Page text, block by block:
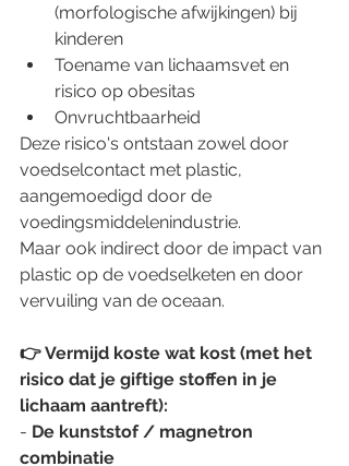
(morfologische afwijkingen) bij
kinderen
Toename van lichaamsvet en
risico op obesitas
Onvruchtbaarheid
Deze risico's ontstaan ​​zowel door
voedselcontact met plastic,
aangemoedigd door de
voedingsmiddelenindustrie.
Maar ook indirect door de impact van
plastic op de voedselketen en door
vervuiling van de oceaan.
👉 Vermijd koste wat kost (met het
risico dat je giftige stoffen in je
lichaam aantreft):
- De kunststof / magnetron
combinatie